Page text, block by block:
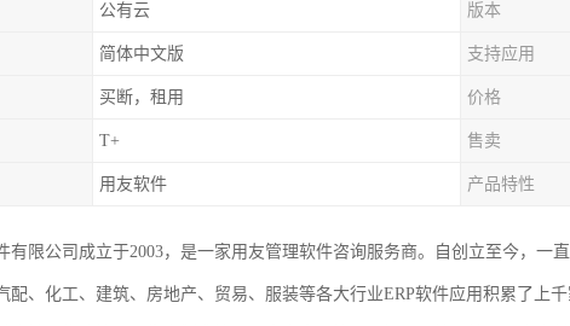
公有云 版本
简体中文版 支持应用
买断，租用 价格
T+ 售卖
用友软件 产品特性
有限公司成立于2003，是一家用友管理软件咨询服务商。自创立至今，一
配、化工、建筑、房地产、贸易、服装等各大行业ERP软件应用积累了上